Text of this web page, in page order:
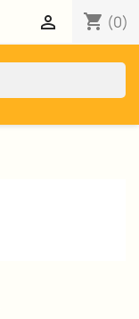
shopping_cart (0)
